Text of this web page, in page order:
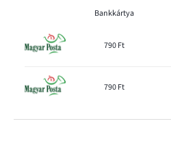
Bankkártya
790 Ft
790 Ft